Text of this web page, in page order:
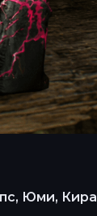
Юми, Кира